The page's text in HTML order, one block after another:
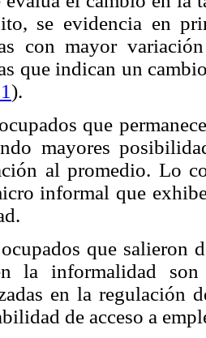
se evidencia en
con mayor
que indican un
).
que
mayores
al promedio. Lo
informal que
que salieron
la informalidad
en la regulación
de acceso a